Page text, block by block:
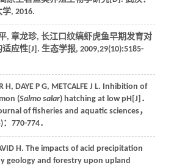
学, 2016.
, 章龙珍, 长江口纹缟虾虎鱼早期发育对
适应性[J]. 生态学报, 2009,29(10):5185-
H, DAYE P G, METCALFE J L. Inhibition of
(Salmo salar) hatching at low pH[J]．
of fisheries and aquatic sciences，
：770-774．
H. The impacts of acid precipitation
geology and forestry upon upland